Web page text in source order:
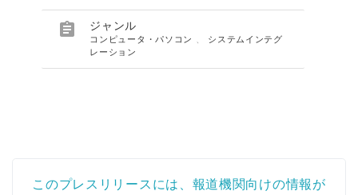
 ジャンル
コンピュータ・パソコン
システムインテグ
レーション
このプレスリリースには、報道機関向けの情報が